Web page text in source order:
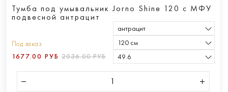
Тумба под умывальник Jorno Shine 120 с МФУ
подвесной антрацит
Под заказ
1677.00 РУБ2036.00 РУБ
антрацит
120 см
49.6